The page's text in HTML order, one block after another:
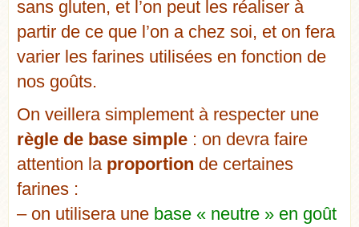
sans gluten, et l’on peut les réaliser à
partir de ce que l’on a chez soi, et on fera
varier les farines utilisées en fonction de
nos goûts.
On veillera simplement à respecter une
règle de base simple : on devra faire
attention la proportion de certaines
farines :
– on utilisera une base « neutre » en goût